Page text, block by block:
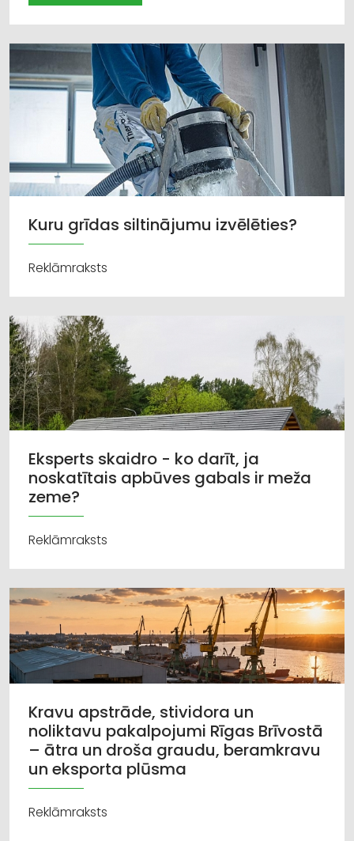
Kuru grīdas siltinājumu izvēlēties?
Reklāmraksts
Eksperts skaidro - ko darīt, ja
noskatītais apbūves gabals ir meža
zeme?
Reklāmraksts
Kravu apstrāde, stividora un
noliktavu pakalpojumi Rīgas Brīvostā
– ātra un droša graudu, beramkravu
un eksporta plūsma
Reklāmraksts